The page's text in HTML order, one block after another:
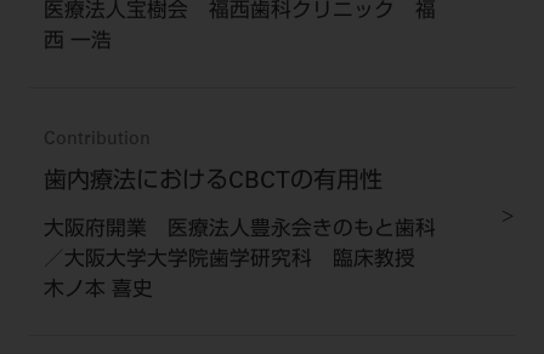
医療法人宝樹会 福西歯科クリニック 福
西 一浩
Contribution
歯内療法におけるCBCTの有用性
大阪府開業 医療法人豊永会きのもと歯科
／大阪大学大学院歯学研究科 臨床教授
木ノ本 喜史